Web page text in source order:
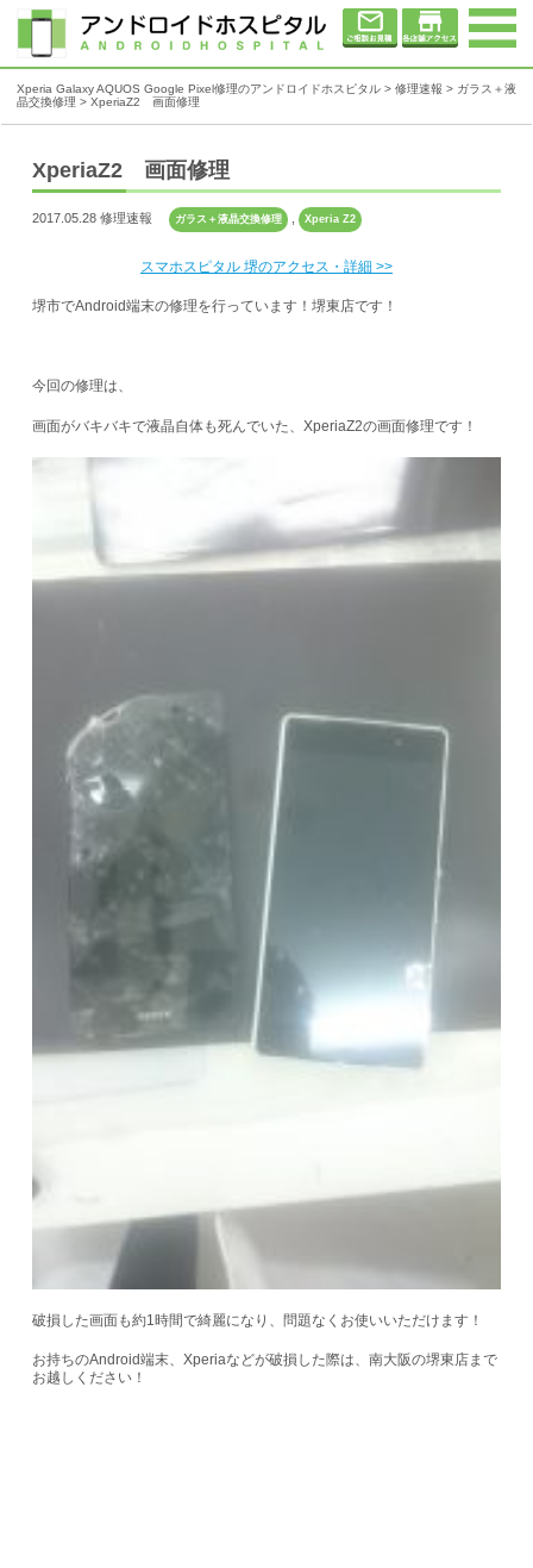
Xperia Galaxy AQUOS Google Pixel修理のアンドロイドホスピタル > 修理速報 > ガラス＋液
晶交換修理 > XperiaZ2 画面修理
XperiaZ2 画面修理
2017.05.28 修理速報 ガラス＋液晶交換修理 , Xperia Z2
スマホスピタル 堺のアクセス・詳細 >>
堺市でAndroid端末の修理を行っています！堺東店です！
今回の修理は、
画面がバキバキで液晶自体も死んでいた、XperiaZ2の画面修理です！
破損した画面も約1時間で綺麗になり、問題なくお使いいただけます！
お持ちのAndroid端末、Xperiaなどが破損した際は、南大阪の堺東店まで
お越しください！